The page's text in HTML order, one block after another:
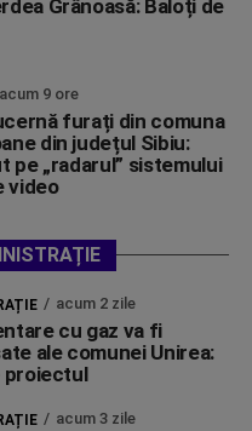
Grânoasă: Baloți de
acum 9 ore
furați din comuna
din județul Sibiu:
pe „radarul” sistemului
video
acum 2 zile
cu gaz va fi
ale comunei Unirea:
proiectul
acum 3 zile